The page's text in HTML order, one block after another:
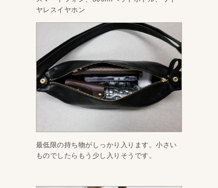
ヤレスイヤホン
最低限の持ち物がしっかり入ります。小さい
ものでしたらもう少し入りそうです。